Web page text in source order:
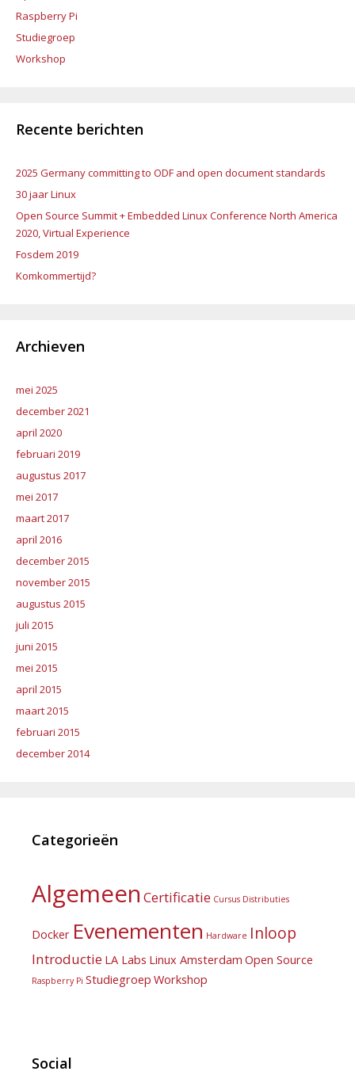
Raspberry Pi
Studiegroep
Workshop
Recente berichten
2025 Germany committing to ODF and open document standards
30 jaar Linux
Open Source Summit + Embedded Linux Conference North America
2020, Virtual Experience
Fosdem 2019
Komkommertijd?
Archieven
mei 2025
december 2021
april 2020
februari 2019
augustus 2017
mei 2017
maart 2017
april 2016
december 2015
november 2015
augustus 2015
juli 2015
juni 2015
mei 2015
april 2015
maart 2015
februari 2015
december 2014
Categorieën
Algemeen Certificatie Cursus Distributies
Docker Evenementen Hardware Inloop
Introductie LA Labs Linux Amsterdam Open Source
Raspberry Pi Studiegroep Workshop
Social